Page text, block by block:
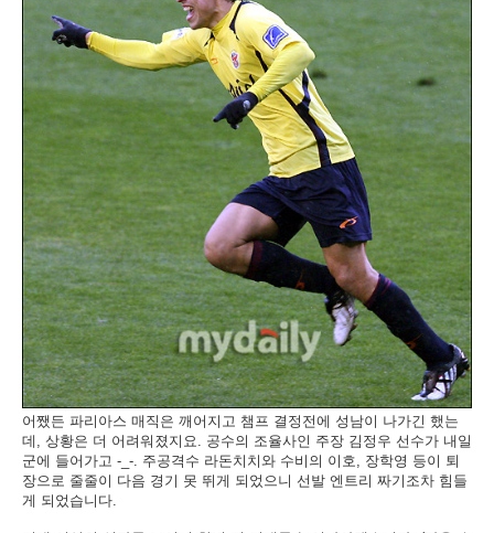
어쨌든 파리아스 매직은 깨어지고 챔프 결정전에 성남이 나가긴 했는
데, 상황은 더 어려워졌지요. 공수의 조율사인 주장 김정우 선수가 내일
군에 들어가고 -_-. 주공격수 라돈치치와 수비의 이호, 장학영 등이 퇴
장으로 줄줄이 다음 경기 못 뛰게 되었으니 선발 엔트리 짜기조차 힘들
게 되었습니다.